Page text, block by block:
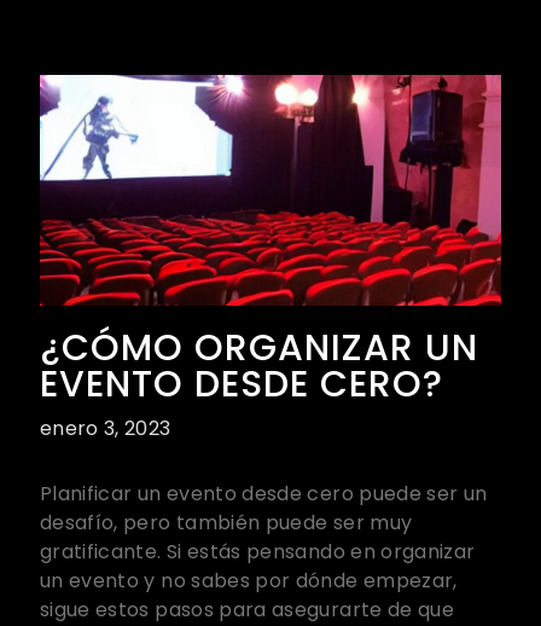
¿CÓMO ORGANIZAR UN
EVENTO DESDE CERO?
enero 3, 2023
Planificar un evento desde cero puede ser un
desafío, pero también puede ser muy
gratificante. Si estás pensando en organizar
un evento y no sabes por dónde empezar,
sigue estos pasos para asegurarte de que